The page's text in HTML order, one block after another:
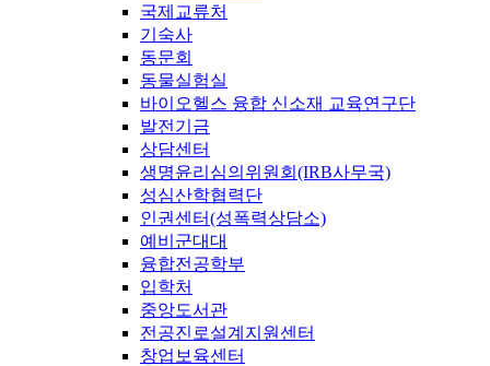
국제교류처
기숙사
동문회
동물실험실
바이오헬스 융합 신소재 교육연구단
발전기금
상담센터
생명윤리심의위원회(IRB사무국)
성심산학협력단
인권센터(성폭력상담소)
예비군대대
융합전공학부
입학처
중앙도서관
전공진로설계지원센터
창업보육센터